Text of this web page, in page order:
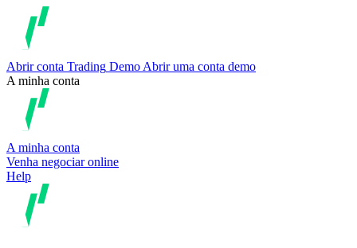
Abrir conta Trading Demo Abrir uma conta demo
A minha conta
A minha conta
Venha negociar online
Help